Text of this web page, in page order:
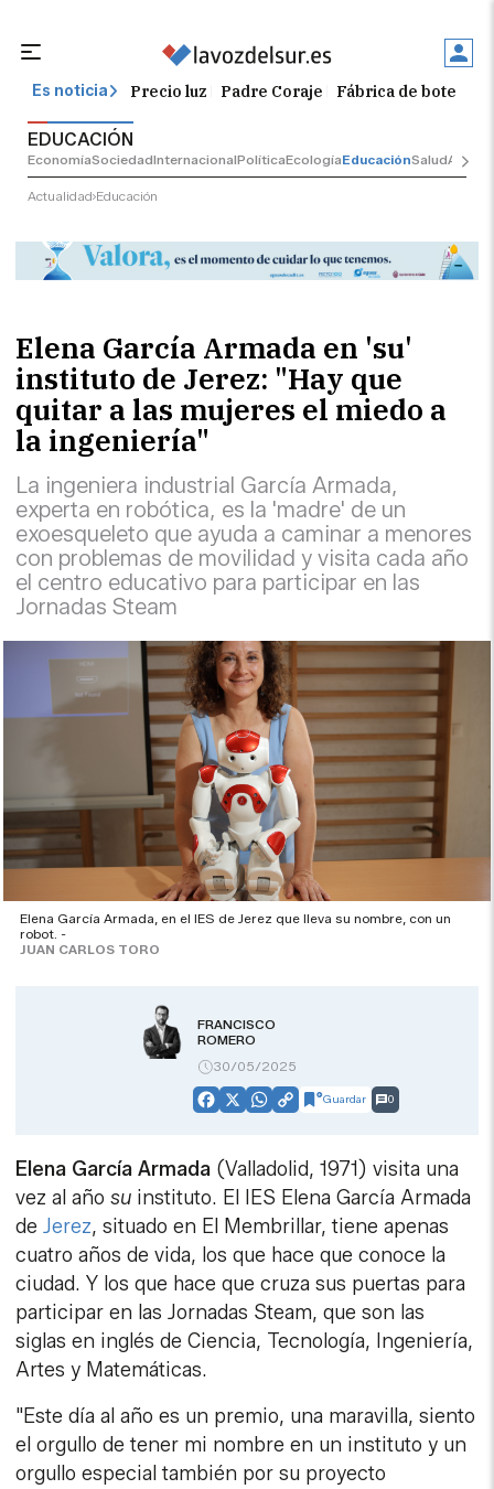
Es noticia Precio luz Padre Coraje Fábrica de botellas
EDUCACIÓN
EconomíaSociedadInternacionalPolíticaEcologíaEducaciónSalud
Actualidad Educación
Elena García Armada en 'su'
instituto de Jerez: "Hay que
quitar a las mujeres el miedo a
la ingeniería"
La ingeniera industrial García Armada,
experta en robótica, es la 'madre' de un
exoesqueleto que ayuda a caminar a menores
con problemas de movilidad y visita cada año
el centro educativo para participar en las
Jornadas Steam
Elena García Armada, en el IES de Jerez que lleva su nombre, con un
robot. -
JUAN CARLOS TORO
FRANCISCO
ROMERO
30/05/2025
Facebook
X WhatsApp
CopyGuardar 0
Elena García Armada (Valladolid, 1971) visita una
vez al añosu instituto. El IES Elena García Armada
deJerez, situado en El Membrillar, tiene apenas
cuatro años de vida, los que hace que conoce la
ciudad. Y los que hace que cruza sus puertas para
participar en las Jornadas Steam, que son las
siglas en inglés de Ciencia, Tecnología, Ingeniería,
Artes y Matemáticas.
"Este día al año es un premio, una maravilla, siento
el orgullo de tener mi nombre en un instituto y un
orgullo especial también por su proyecto